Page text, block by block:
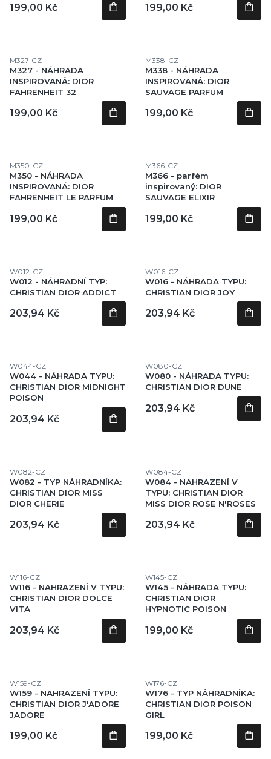
Cena
199,00 Kč Cena
199,00 Kč
Kód produktu
M327-CZ
M327 - NÁHRADA
INSPIROVANÁ: DIOR
FAHRENHEIT 32
Cena
199,00 Kč
Kód produktu
M338-CZ
M338 - NÁHRADA
INSPIROVANÁ: DIOR
SAUVAGE PARFUM
Cena
199,00 Kč
Kód produktu
M350-CZ
M350 - NÁHRADA
INSPIROVANÁ: DIOR
FAHRENHEIT LE PARFUM
Cena
199,00 Kč
Kód produktu
M366-CZ
M366 - parfém
inspirovaný: DIOR
SAUVAGE ELIXIR
Cena
199,00 Kč
Kód produktu
W012-CZ
W012 - NÁHRADNÍ TYP:
CHRISTIAN DIOR ADDICT
Cena
203,94 Kč
Kód produktu
W016-CZ
W016 - NÁHRADA TYPU:
CHRISTIAN DIOR JOY
Cena
203,94 Kč
Kód produktu
W044-CZ
W044 - NÁHRADA TYPU:
CHRISTIAN DIOR MIDNIGHT
POISON
Cena
203,94 Kč
Kód produktu
W080-CZ
W080 - NÁHRADA TYPU:
CHRISTIAN DIOR DUNE
Cena
203,94 Kč
Kód produktu
W082-CZ
W082 - TYP NÁHRADNÍKA:
CHRISTIAN DIOR MISS
DIOR CHERIE
Cena
203,94 Kč
Kód produktu
W084-CZ
W084 - NAHRAZENÍ V
TYPU: CHRISTIAN DIOR
MISS DIOR ROSE N'ROSES
Cena
203,94 Kč
Kód produktu
W116-CZ
W116 - NAHRAZENÍ V TYPU:
CHRISTIAN DIOR DOLCE
VITA
Cena
203,94 Kč
Kód produktu
W145-CZ
W145 - NÁHRADA TYPU:
CHRISTIAN DIOR
HYPNOTIC POISON
Cena
199,00 Kč
Kód produktu
W159-CZ
W159 - NAHRAZENÍ TYPU:
CHRISTIAN DIOR J'ADORE
JADORE
Cena
199,00 Kč
Kód produktu
W176-CZ
W176 - TYP NÁHRADNÍKA:
CHRISTIAN DIOR POISON
GIRL
Cena
199,00 Kč